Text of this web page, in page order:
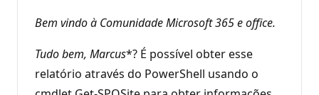
e
r
p
u
t
Bem vindo à Comunidade Microsoft 365 e office.
Tudo bem, Marcus*? É possível obter esse
relatório através do PowerShell usando o